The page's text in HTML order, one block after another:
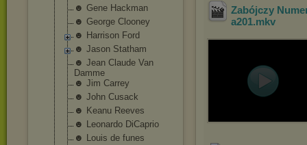
☻ Gene Hackman
☻ George Clooney
☻ Harrison Ford
☻ Jason Statham
☻ Jean Claude Van
Damme
☻ Jim Carrey
☻ John Cusack
☻ Keanu Reeves
☻ Leonardo DiCaprio
☻ Louis de funes
Zabójczy
a201.mkv